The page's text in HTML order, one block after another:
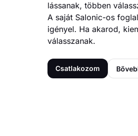
lássanak, többen
A saját Salonic-os
igényel. Ha akarod,
válasszanak.
Csatlakozom